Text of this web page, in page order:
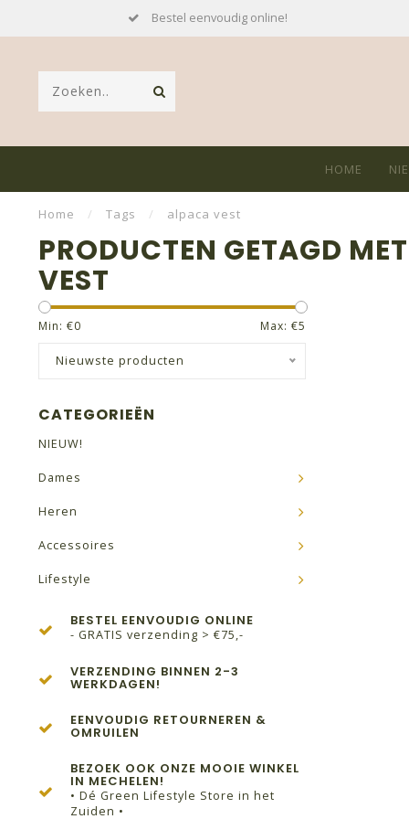
Bestel eenvoudig online!
HOME
Home / Tags / alpaca vest
PRODUCTEN GETAGD
VEST
Min: €0 Max: €5
Nieuwste producten
CATEGORIEËN
NIEUW!
Dames
Heren
Accessoires
Lifestyle
BESTEL EENVOUDIG ONLINE
- GRATIS verzending > €75,-
VERZENDING BINNEN 2-3
WERKDAGEN!
EENVOUDIG RETOURNEREN &
OMRUILEN
BEZOEK OOK ONZE MOOIE WINKEL
IN MECHELEN!
• Dé Green Lifestyle Store in het
Zuiden •